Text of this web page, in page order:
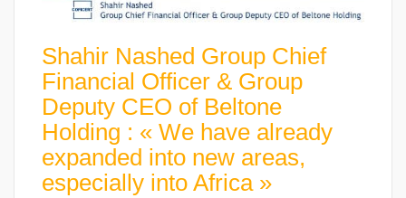
Shahir Nashed Group Chief
Financial Officer & Group
Deputy CEO of Beltone
Holding : « We have already
expanded into new areas,
especially into Africa »